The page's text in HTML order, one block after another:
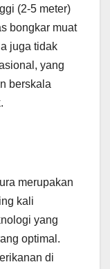
(2-5 meter)
bongkar muat
juga tidak
yang
berskala
merupakan
kali
yang
optimal.
di